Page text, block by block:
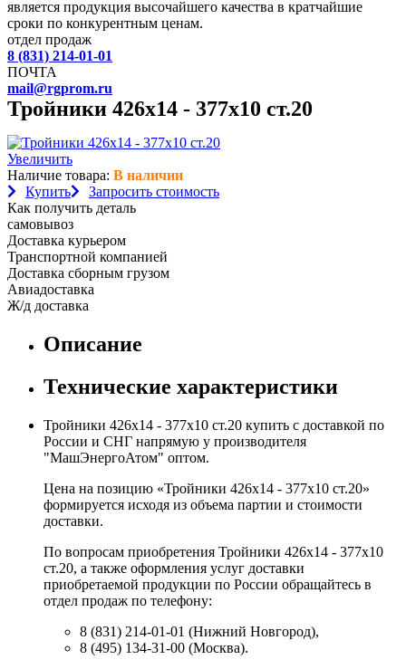
является продукция высочайшего качества в кратчайшие
сроки по конкурентным ценам.
отдел продаж
8 (831) 214-01-01
ПОЧТА
mail@rgprom.ru
Тройники 426х14 - 377х10 ст.20
Увеличить
Наличие товара: В наличии
Купить
Запросить стоимость
Как получить деталь
самовывоз
Доставка курьером
Транспортной компанией
Доставка сборным грузом
Авиадоставка
Ж/д доставка
Описание
Технические характеристики
Тройники 426х14 - 377х10 ст.20 купить с доставкой по
России и СНГ напрямую у производителя
"МашЭнергоАтом" оптом.
Цена на позицию «Тройники 426х14 - 377х10 ст.20»
формируется исходя из объема партии и стоимости
доставки.
По вопросам приобретения Тройники 426х14 - 377х10
ст.20, а также оформления услуг доставки
приобретаемой продукции по России обращайтесь в
отдел продаж по телефону:
8 (831) 214-01-01 (Нижний Новгород),
8 (495) 134-31-00 (Москва).